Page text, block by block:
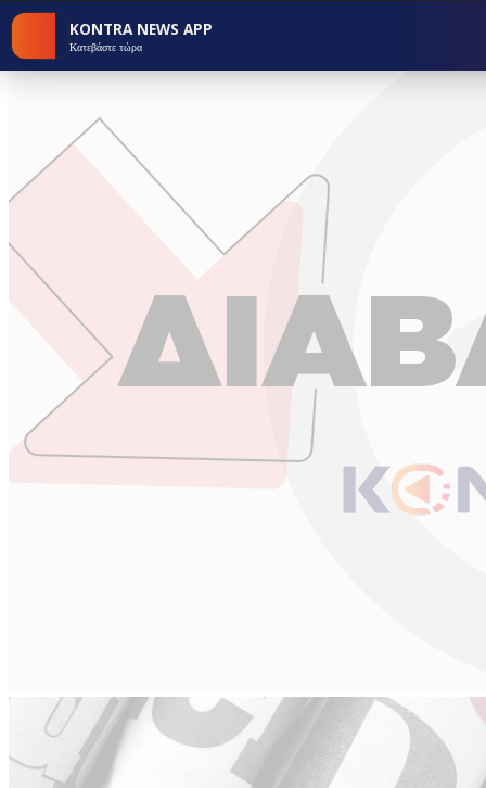
KONTRA NEWS APP
Κατεβάστε τώρα